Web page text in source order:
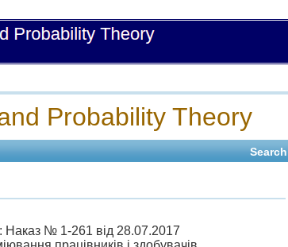
Probability Theory
Search
Наказ № 1-261 від 28.07.2017